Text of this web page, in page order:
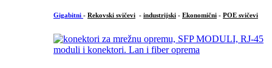
Gigabitni - Rekovski svičevi - industrijski - Ekonomični - POE svičevi